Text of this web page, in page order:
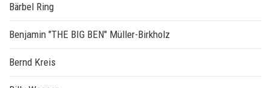
Bärbel Ring
Benjamin "THE BIG BEN" Müller-Birkholz
Bernd Kreis